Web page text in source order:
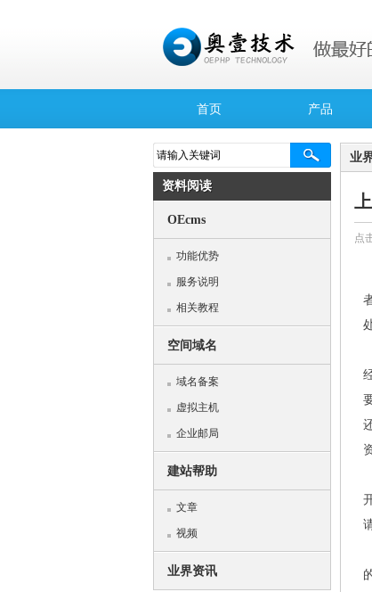
首页 产品
资料阅读
OEcms
功能优势
服务说明
相关教程
空间域名
域名备案
虚拟主机
企业邮局
建站帮助
文章
视频
业界资讯
业
点